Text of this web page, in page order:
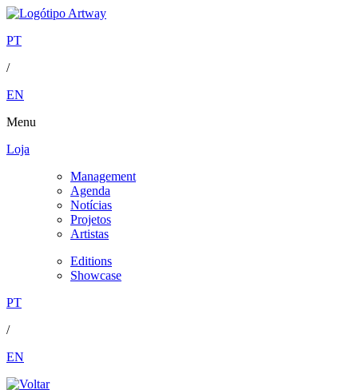
PT
/
EN
Menu
Loja
Management
Agenda
Notícias
Projetos
Artistas
Editions
Showcase
PT
/
EN